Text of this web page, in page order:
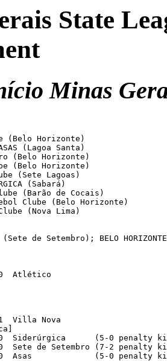
State
Minas
(Belo Horizonte)
(Lagoa Santa)
(Belo Horizonte)
(Belo Horizonte)
(Sete Lagoas)
(Sabará)
(Barão de Cocais)
Clube (Belo Horizonte)
(Nova Lima)
(Sete de Setembro); BELO